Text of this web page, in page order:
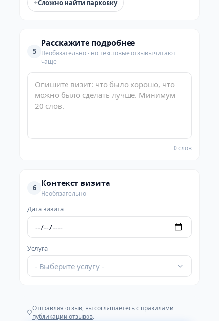
+Сложно найти парковку
5
Расскажите подробнее
Необязательно - но текстовые отзывы читают
чаще
0 слов
6 Контекст визита
Необязательно
Дата визита
Услуга
- Выберите услугу -
Отправляя отзыв, вы соглашаетесь с правилами
публикации отзывов.